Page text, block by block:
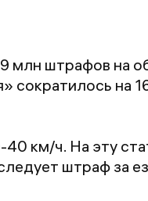
млн штрафов на
сократилось на
км/ч. На эту
штраф за